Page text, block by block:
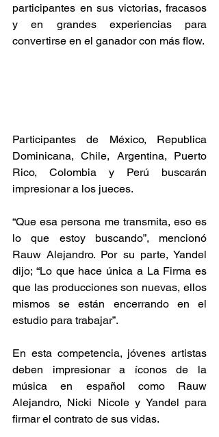
participantes en sus victorias, fracasos
y en grandes experiencias para
convertirse en el ganador con más flow.
Participantes de México, Republica
Dominicana, Chile, Argentina, Puerto
Rico, Colombia y Perú buscarán
impresionar a los jueces.
“Que esa persona me transmita, eso es
lo que estoy buscando”, mencionó
Rauw Alejandro. Por su parte, Yandel
dijo; “Lo que hace única a La Firma es
que las producciones son nuevas, ellos
mismos se están encerrando en el
estudio para trabajar”.
En esta competencia, jóvenes artistas
deben impresionar a íconos de la
música en español como Rauw
Alejandro, Nicki Nicole y Yandel para
firmar el contrato de sus vidas.